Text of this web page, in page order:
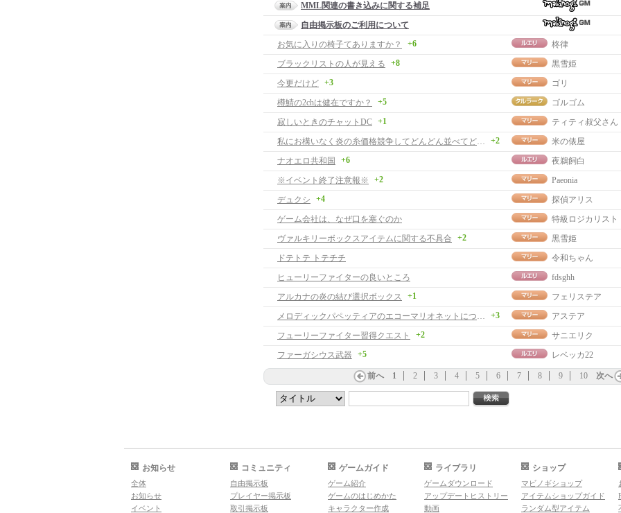
MML関連の書き込みに関する補足
自由掲示板のご利用について
お気に入りの椅子てありますか？
+6 柊律
ブラックリストの人が見える
+8 黒雪姫
今更だけど +3 ゴリ
樽鯖の2chは健在ですか？
+5 ゴルゴム
寂しいときのチャットDC +1 ティティ叔父さん
私にお構いなく炎の糸価格競争してどんどん並べてどうぞ。
+2 米の俵屋
ナオエロ共和国
+6 夜鵜飼白
※イベント終了注意報※
+2 Paeonia
デュクシ
+4 探偵アリス
ゲーム会社は、なぜ口を塞ぐのか
特級ロジカリスト
ヴァルキリーボックスアイテムに関する不具合
+2 黒雪姫
ドテトテ トテチチ
令和ちゃん
ヒューリーファイターの良いところ
fdsghh
アルカナの炎の結び選択ボックス
+1 フェリステア
メロディックパペッティアのエコーマリオネットについて
+3 アステア
フューリーファイター習得クエスト
+2 サニエリク
ファーガシウス武器
+5 レベッカ22
前へ 1 2 3 4 5 6 7 8 9 10 次へ
お知らせ
全体
お知らせ
イベント
コミュニティ
自由掲示板
プレイヤー掲示板
取引掲示板
ゲームガイド
ゲーム紹介
ゲームのはじめかた
キャラクター作成
ライブラリ
ゲームダウンロード
アップデートヒストリー
動画
ショップ
マビノギショップ
アイテムショップガイド
ランダム型アイテム